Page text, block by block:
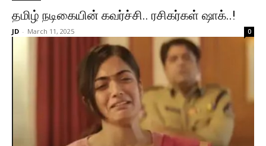
தமிழ் நடிகையின் கவர்ச்சி.. ரசிகர்கள் ஷாக்..!
JD - March 11, 2025 0